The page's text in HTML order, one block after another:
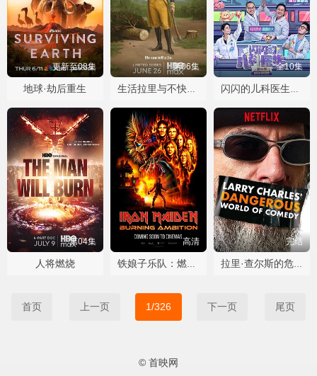
更新至08集
地球·劫后重生
第06集
生活拉里与不快乐的追求 一部美国史
全10集
第04集
人将燃烧
高清
铁娘子乐队：燃烧雄心
完结
拉里·查尔斯的危险喜剧世界
首页 上一页 1/326 下一页 尾页
© 首映网